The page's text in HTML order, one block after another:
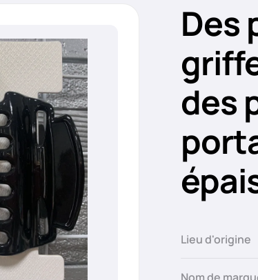
Des
des
Lieu d'origine